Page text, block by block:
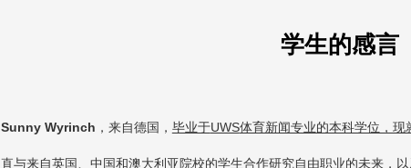
学生的感言
Sunny Wyrinch ， 来自德国， 毕业于UWS体育新闻专业的本科学位，现
直与来自英国、中国和澳大利亚院校的学生合作研究自由职业的未来，